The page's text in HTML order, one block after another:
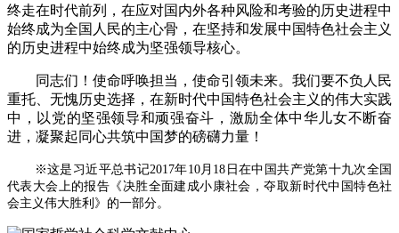
终走在时代前列，在应对国内外各种风险和考验的历史进程中
始终成为全国人民的主心骨，在坚持和发展中国特色社会主义
的历史进程中始终成为坚强领导核心。
同志们！使命呼唤担当，使命引领未来。我们要不负人民
重托、无愧历史选择，在新时代中国特色社会主义的伟大实践
中，以党的坚强领导和顽强奋斗，激励全体中华儿女不断奋
进，凝聚起同心共筑中国梦的磅礴力量！
※这是习近平总书记2017年10月18日在中国共产党第十九次全国
代表大会上的报告《决胜全面建成小康社会，夺取新时代中国特色社
会主义伟大胜利》的一部分。